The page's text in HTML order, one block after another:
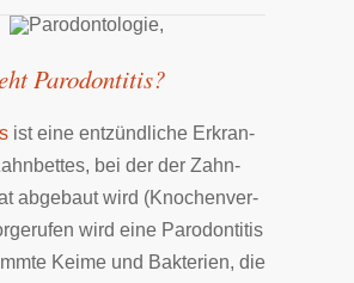
Parodontitis?
ist eine ent­zünd­li­che Er­kran­
bei der der Zahn­
ab­ge­baut wird (Kno­chen­ver­
wird eine Pa­ro­don­ti­tis
Kei­me und Bak­te­rien, die